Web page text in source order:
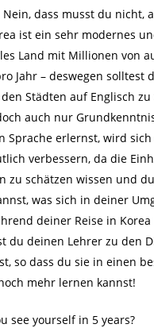
Nein, dass musst du nicht,
ist ein sehr modernes
Land mit Millionen von
Jahr – deswegen solltest
Städten auf Englisch
auch nur
Sprache erlernst, wird sich
verbessern, da die
zu schätzen wissen und du
, was sich in deiner
deiner Reise in Korea
du deinen Lehrer zu den
so dass du sie in einen
mehr lernen kannst!
see yourself in 5 years?